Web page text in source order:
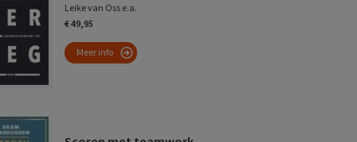
Leike van Oss e.a.
€ 49,95
Meer info